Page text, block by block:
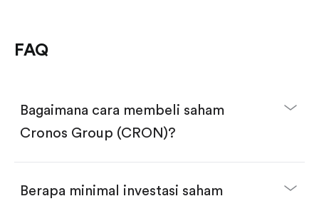
FAQ
Bagaimana cara membeli saham
Cronos Group (CRON)?
Berapa minimal investasi saham